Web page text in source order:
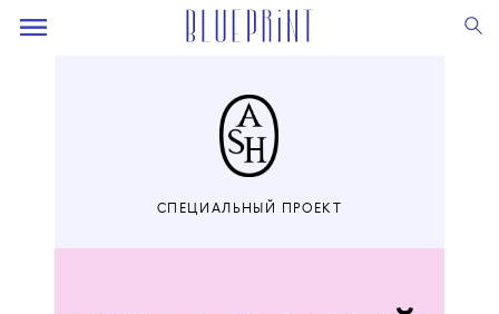
СПЕЦИАЛЬНЫЙ ПРОЕКТ